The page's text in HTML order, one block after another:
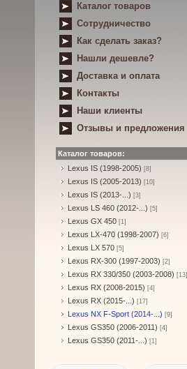
Каталог товаров
Сотрудничество
Как сделать заказ?
Нашли дешевле?
Доставка и оплата
Контакты
Наши клиенты
Отзывы и предложения
Каталог товаров:
Lexus IS (1998-2005) [8]
Lexus IS (2005-2013) [10]
Lexus IS (2013-...) [3]
Lexus LS 460 (2012-...) [5]
Lexus GX 450 [1]
Lexus LX-470 (1998-2007) [6]
Lexus LX 570 [5]
Lexus RX-300 (1997-2003) [2]
Lexus RX 330/350 (2003-2008) [13]
Lexus RX (2008-2015) [4]
Lexus RX (2015-...) [17]
Lexus NX F-Sport (2014-...) [9]
Lexus GS350 (2006-2011) [4]
Lexus GS350 (2011-...) [1]